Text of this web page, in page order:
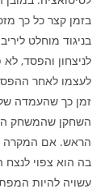
בזמן קצר כל כך
בניגוד מוחלט
לניצחון והפסד,
לעצמו לאחר
זמן כך שהעמדה
השחקן שהמשחק
הראש. אם המקרה
בה הוא צפוי
עשויה להיות